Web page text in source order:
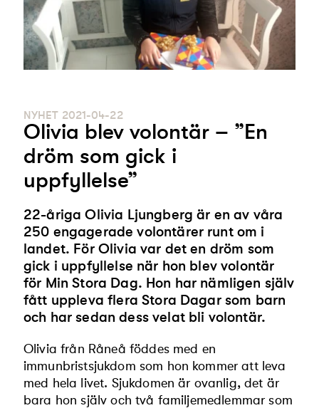
NYHET 2021-04-22
Olivia blev volontär – ”En
dröm som gick i
uppfyllelse”
22-åriga Olivia Ljungberg är en av våra
250 engagerade volontärer runt om i
landet. För Olivia var det en dröm som
gick i uppfyllelse när hon blev volontär
för Min Stora Dag. Hon har nämligen själv
fått uppleva flera Stora Dagar som barn
och har sedan dess velat bli volontär.
Olivia från Råneå föddes med en
immunbristsjukdom som hon kommer att leva
med hela livet. Sjukdomen är ovanlig, det är
bara hon själv och två familjemedlemmar som